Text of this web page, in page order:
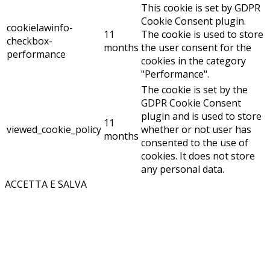
cookielawinfo-
checkbox-
performance
11
months
This cookie is set by GDPR
Cookie Consent plugin.
The cookie is used to store
the user consent for the
cookies in the category
"Performance".
viewed_cookie_policy 11
months
The cookie is set by the
GDPR Cookie Consent
plugin and is used to store
whether or not user has
consented to the use of
cookies. It does not store
any personal data.
ACCETTA E SALVA